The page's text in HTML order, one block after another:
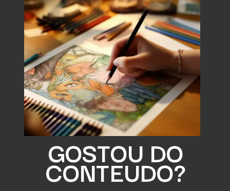
GOSTOU DO
CONTEUDO?